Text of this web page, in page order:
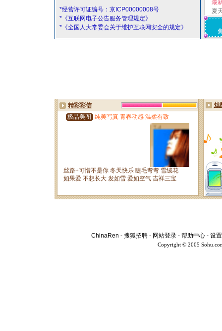
*经营许可证编号：京ICP00000008号
*《互联网电子公告服务管理规定》
*《全国人大常委会关于维护互联网安全的规定》
最
夏
ChinaRen - 搜狐招聘 - 网站登录 - 帮助中心 - 设
Copyright © 2005